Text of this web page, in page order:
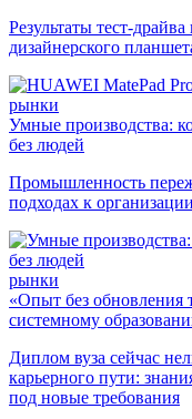
Результаты тест-
дизайнерского
рынки
Умные производства:
без людей
Промышленность
подходах к
рынки
«Опыт без обновления
системному
Диплом вуза сейчас
карьерного пути:
под новые требования